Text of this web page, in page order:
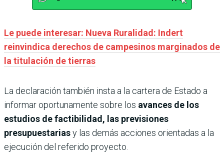
Le puede interesar: Nueva Ruralidad: Indert
reinvindica derechos de campesinos marginados de
la titulación de tierras
La declaración también insta a la cartera de Estado a
informar oportunamente sobre los avances de los
estudios de factibilidad, las previsiones
presupuestariasy las demás acciones orientadas a la
ejecución del referido proyecto.